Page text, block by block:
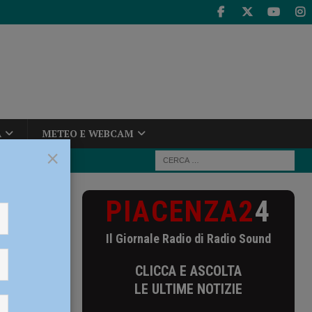
METEO E WEBCAM
nuovo
PIACENZA24
Il Giornale Radio di Radio Sound
CLICCA E ASCOLTA
LE ULTIME NOTIZIE
×